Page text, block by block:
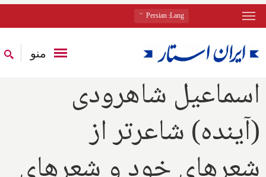
Lang
: Persian
منو
اسماعیل شاهرودی
(آینده) شاعرتر از